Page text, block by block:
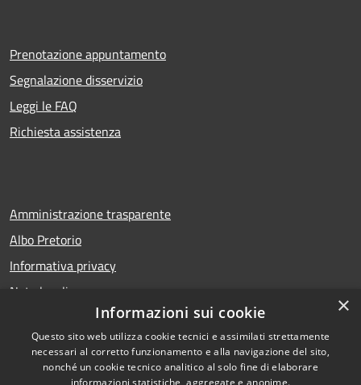
Prenotazione appuntamento
Segnalazione disservizio
Leggi le FAQ
Richiesta assistenza
Amministrazione trasparente
Albo Pretorio
Informativa privacy
Note legali
Dichiarazione di accessibilità
×
Informazioni sui cookie
Questo sito web utilizza cookie tecnici e assimilati strettamente
necessari al corretto funzionamento e alla navigazione del sito,
nonché un cookie tecnico analitico al solo fine di elaborare
informazioni statistiche, aggregate e anonime.